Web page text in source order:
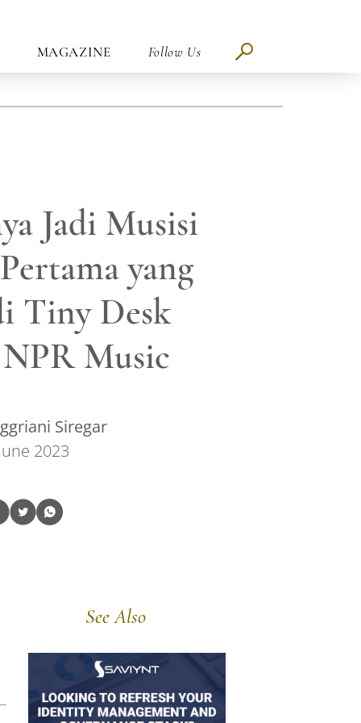
MAGAZINE Follow Us
Jadi Musisi
yang
Tiny Desk
Music
Siregar
2023
See Also